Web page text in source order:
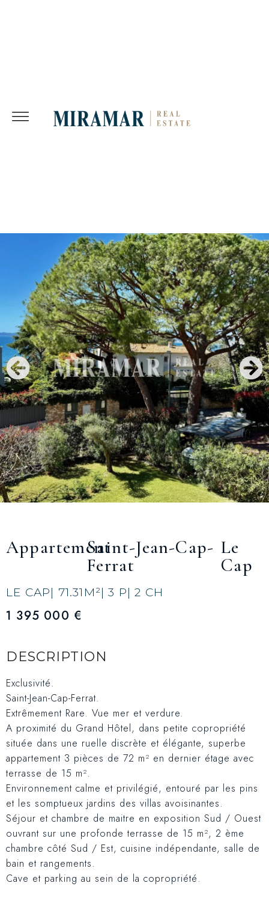
AppartementSaint-Jean-Cap-
Ferrat
Le
Cap
LE CAP| 71.31 M²| 3 P| 2 CH
1 395 000 €
DESCRIPTION
Exclusivité.
Saint-Jean-Cap-Ferrat.
Extrêmement Rare. Vue mer et verdure.
A proximité du Grand Hôtel, dans petite copropriété
située dans une ruelle discrète et élégante, superbe
appartement 3 pièces de 72 m² en dernier étage avec
terrasse de 15 m².
Environnement calme et privilégié, entouré par les pins
et les somptueux jardins des villas avoisinantes.
Séjour et chambre de maitre en exposition Sud / Ouest
ouvrant sur une profonde terrasse de 15 m², 2 ème
chambre côté Sud / Est, cuisine indépendante, salle de
bain et rangements.
Cave et parking au sein de la copropriété.